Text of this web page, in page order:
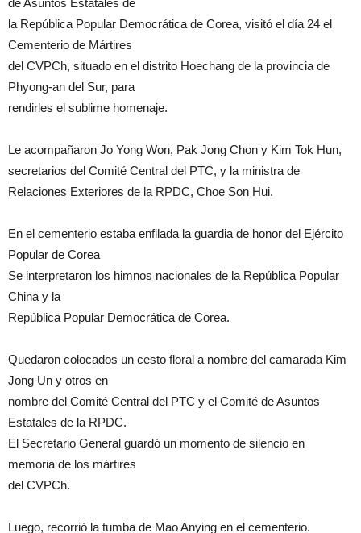
de Asuntos Estatales de
la República Popular Democrática de Corea, visitó el día 24 el
Cementerio de Mártires
del CVPCh, situado en el distrito Hoechang de la provincia de
Phyong-an del Sur, para
rendirles el sublime homenaje.
Le acompañaron Jo Yong Won, Pak Jong Chon y Kim Tok Hun,
secretarios del Comité Central del PTC, y la ministra de
Relaciones Exteriores de la RPDC, Choe Son Hui.
En el cementerio estaba enfilada la guardia de honor del Ejército
Popular de Corea
Se interpretaron los himnos nacionales de la República Popular
China y la
República Popular Democrática de Corea.
Quedaron colocados un cesto floral a nombre del camarada Kim
Jong Un y otros en
nombre del Comité Central del PTC y el Comité de Asuntos
Estatales de la RPDC.
El Secretario General guardó un momento de silencio en
memoria de los mártires
del CVPCh.
Luego, recorrió la tumba de Mao Anying en el cementerio.